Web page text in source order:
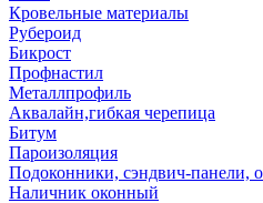
Кровельные материалы
Рубероид
Бикрост
Профнастил
Металлпрофиль
Аквалайн,гибкая черепица
Битум
Пароизоляция
Подоконники, сэндвич-панели,
Наличник оконный